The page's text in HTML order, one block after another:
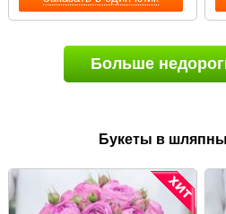
Больше
Букеты в